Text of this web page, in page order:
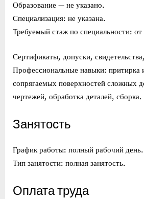
Образование — не указано.
Специализация: не указана.
Требуемый стаж по специальности: от
Сертификаты, допуски,
Профессиональные навыки: притирка
сопрягаемых поверхностей сложных
чертежей, обработка деталей, сборка.
Занятость
График работы: полный рабочий день.
Тип занятости: полная занятость.
Оплата труда